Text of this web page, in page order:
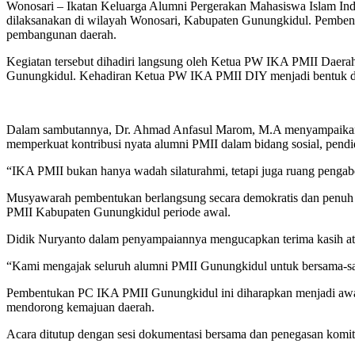
Wonosari – Ikatan Keluarga Alumni Pergerakan Mahasiswa Islam
dilaksanakan di wilayah Wonosari, Kabupaten Gunungkidul.
pembangunan daerah.
Kegiatan tersebut dihadiri langsung oleh Ketua PW IKA PMII
Gunungkidul. Kehadiran Ketua PW IKA PMII DIY menjadi bentuk
Dalam sambutannya, Dr. Ahmad Anfasul Marom, M.A
memperkuat kontribusi nyata alumni PMII dalam bidang sosial,
“IKA PMII bukan hanya wadah silaturahmi, tetapi juga ruang
Musyawarah pembentukan berlangsung secara demokratis dan
PMII Kabupaten Gunungkidul periode awal.
Didik Nuryanto dalam penyampaiannya mengucapkan terima kasih
“Kami mengajak seluruh alumni PMII Gunungkidul untuk bersama-
Pembentukan PC IKA PMII Gunungkidul ini diharapkan menjadi
mendorong kemajuan daerah.
Acara ditutup dengan sesi dokumentasi bersama dan penegasan